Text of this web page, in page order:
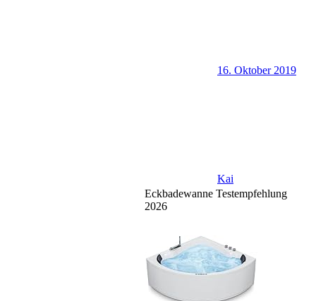
16. Oktober 2019
Kai
Eckbadewanne Testempfehlung
2026